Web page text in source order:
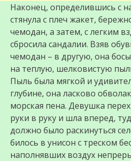
Наконец, определившись с
стянула с плеч жакет,
чемодан, а затем, с легким
сбросила сандалии. Взяв
чемодан – в другую, она
на теплую, шелковистую
Пыль была мягкой и
глубине, она ласково
морская пена. Девушка
руки в руку и шла вперед,
должно было раскинуться
билось в унисон с треском
наполнявших воздух